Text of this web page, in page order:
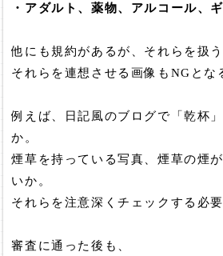
・アダルト、薬物、アルコール、
他にも規約があるが、それらを扱
それらを連想させる画像もNGとな
例えば、日記風のブログで「乾杯
か。
煙草を持っている写真、煙草の煙
いか。
それらを注意深くチェックする必要
審査に通った後も、